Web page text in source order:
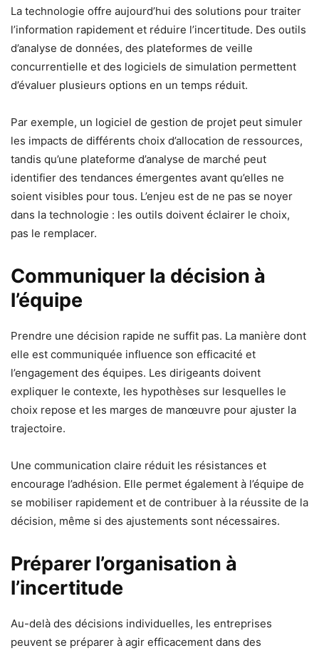
La technologie offre aujourd’hui des solutions pour traiter
l’information rapidement et réduire l’incertitude. Des outils
d’analyse de données, des plateformes de veille
concurrentielle et des logiciels de simulation permettent
d’évaluer plusieurs options en un temps réduit.
Par exemple, un logiciel de gestion de projet peut simuler
les impacts de différents choix d’allocation de ressources,
tandis qu’une plateforme d’analyse de marché peut
identifier des tendances émergentes avant qu’elles ne
soient visibles pour tous. L’enjeu est de ne pas se noyer
dans la technologie : les outils doivent éclairer le choix,
pas le remplacer.
Communiquer la décision à
l’équipe
Prendre une décision rapide ne suffit pas. La manière dont
elle est communiquée influence son efficacité et
l’engagement des équipes. Les dirigeants doivent
expliquer le contexte, les hypothèses sur lesquelles le
choix repose et les marges de manœuvre pour ajuster la
trajectoire.
Une communication claire réduit les résistances et
encourage l’adhésion. Elle permet également à l’équipe de
se mobiliser rapidement et de contribuer à la réussite de la
décision, même si des ajustements sont nécessaires.
Préparer l’organisation à
l’incertitude
Au-delà des décisions individuelles, les entreprises
peuvent se préparer à agir efficacement dans des